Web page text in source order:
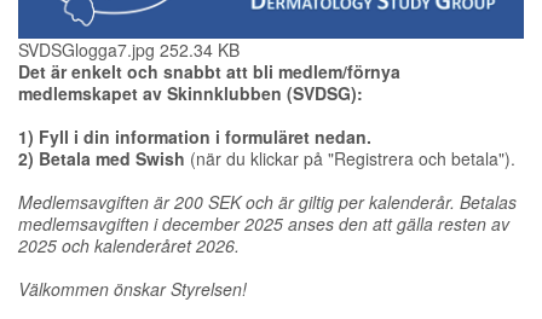
SVDSGlogga7.jpg 252.34 KB
Det är enkelt och snabbt att bli medlem/förnya
medlemskapet av Skinnklubben (SVDSG):
1) Fyll i din information i formuläret nedan.
2) Betala med Swish (när du klickar på "Registrera och betala").
Medlemsavgiften är 200 SEK och är giltig per kalenderår. Betalas
medlemsavgiften i december 2025 anses den att gälla resten av
2025 och kalenderåret 2026.
Välkommen önskar Styrelsen!